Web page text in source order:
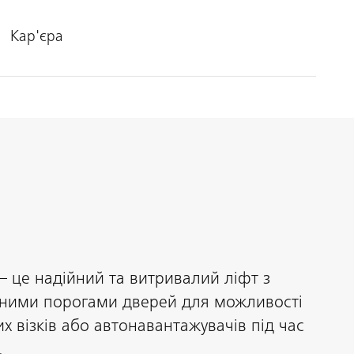
Кар'єра
надійний та витривалий ліфт з
порогами дверей для можливості
візків або автонавантажувачів під час